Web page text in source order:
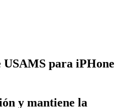
USAMS para iPHone
y mantiene la